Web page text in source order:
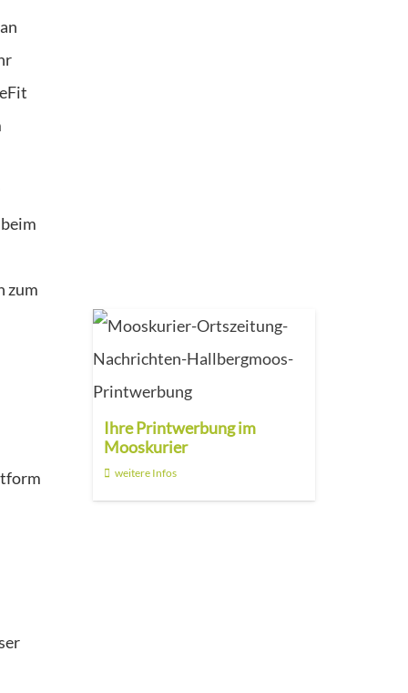
zum
Ihre Printwerbung im
Mooskurier
weitere Infos